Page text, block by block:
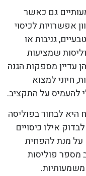
גם כאשר
אפשרויות לכיסוי
גניבות או
שמציעות
עדיין מספקות הגנה
חיוני למצוא
להעמיס על התקציב.
היא לבחור בפוליסה
אילו כיסויים
על מנת להפחית
מספר פוליסות